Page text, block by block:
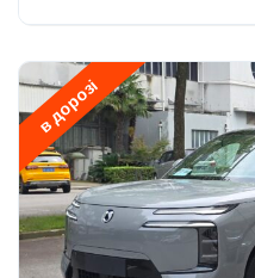
в дорозі